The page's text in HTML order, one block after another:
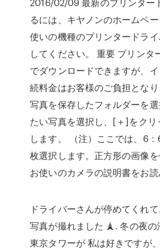
るには、キヤノンのホームペ
使いの機種のプリンタードラ
してください。 重要 プリンタ
でダウンロードできますが、
続料金はお客様のご負担とな
写真を保存したフォルダーを
たい写真を選択し、[＋]をクリ
します。 （注）ここでは、6
枚選択します。正方形の画像を
お使いのカメラの説明書をお読
ドライバーさんが停めてくれ
写真が撮れました 🗼. 冬の夜
東京タワーが 私は好きですが